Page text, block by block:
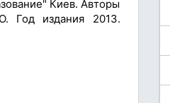
Киев. Авторы
Год издания 2013.